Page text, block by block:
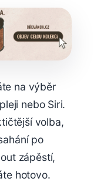
na výběr
nebo Siri.
volba,
po
zápěstí,
hotovo.